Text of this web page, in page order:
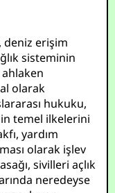
deniz erişim
sisteminin
ahlaken
olarak
hukuku,
temel ilkelerini
yardım
olarak işlev
sivilleri açlık
neredeyse